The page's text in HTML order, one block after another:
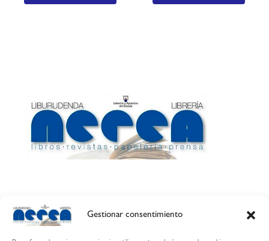
Gestionar consentimiento
Calle Esquíroz, 27